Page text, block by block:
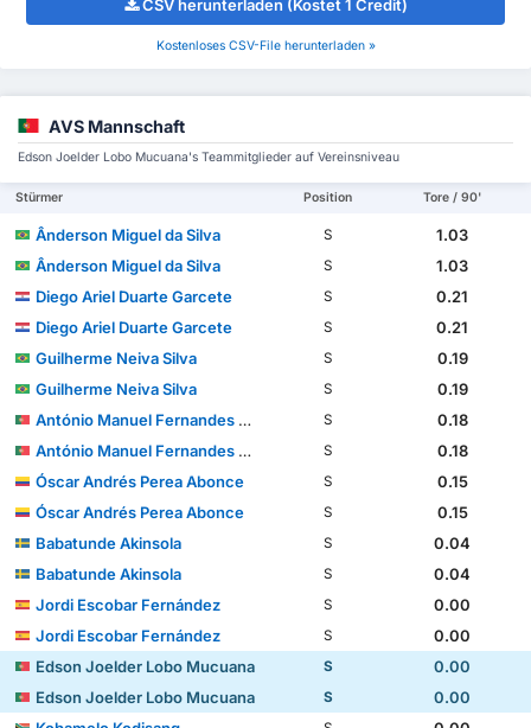
CSV herunterladen (Kostet 1 Credit)
Kostenloses CSV-File herunterladen »
AVS Mannschaft
Edson Joelder Lobo Mucuana's Teammitglieder auf Vereinsniveau
Stürmer Position Tore / 90'
Ânderson Miguel da Silva S
1.03
Ânderson Miguel da Silva
S
1.03
Diego Ariel Duarte Garcete
S
0.21
Diego Ariel Duarte Garcete
S
0.21
Guilherme Neiva Silva
S
0.19
Guilherme Neiva Silva
S
0.19
António Manuel Fernandes Mendes
S
0.18
António Manuel Fernandes Mendes
S
0.18
Óscar Andrés Perea Abonce
S
0.15
Óscar Andrés Perea Abonce
S
0.15
Babatunde Akinsola
S
0.04
Babatunde Akinsola
S
0.04
Jordi Escobar Fernández
S
0.00
Jordi Escobar Fernández
S
0.00
Edson Joelder Lobo Mucuana
S
0.00
Edson Joelder Lobo Mucuana
S
0.00